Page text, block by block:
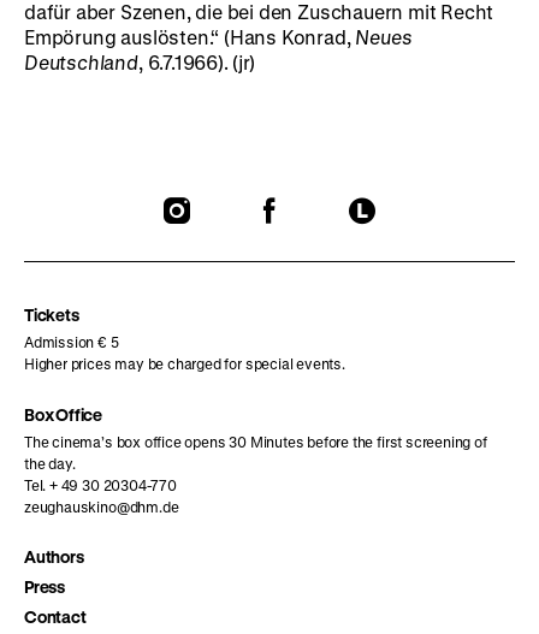
dafür aber Szenen, die bei den Zuschauern mit Recht
Empörung auslösten.“ (Hans Konrad, Neues
Deutschland, 6.7.1966). (jr)
To
To
To
Tickets
Admission € 5
Higher prices may be charged for special events.
Box Office
The cinema’s box office opens 30 Minutes before the first screening of
the day.
Tel. + 49 30 20304-770
zeughauskino@dhm.de
Authors
Press
Contact